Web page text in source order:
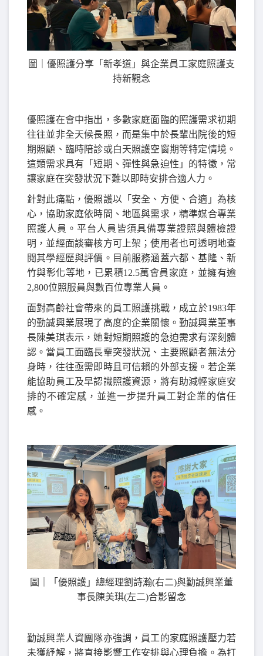
圖｜優照護分享「新孝道」與企業員工家庭照護支
持新觀念
優照護在會中指出，多數家庭面臨的照護需求初期
往往並非全天候長照，而是集中於長輩出院後的短
期照顧、臨時陪診或白天照護空窗期等特定情境。
這類需求具有「短期、彈性與急迫性」的特徵，常
讓家庭在突發狀況下難以即時安排合適人力。
針對此痛點，優照護以「安全、方便、合適」為核
心，協助家庭依時間、地區與需求，精準媒合專業
照護人員。平台人員皆須具備專業證照與體檢證
明，並經面談審核方可上架；使用者也可透明地查
閱其學經歷與評價。目前服務涵蓋六都、基隆、新
竹與彰化等地，已累積12.5萬會員家庭，並擁有逾
2,800位照服員與數百位專業人員。
面對高齡社會帶來的員工照護挑戰，成立於1983年
的勤誠興業展現了高度的企業關懷。勤誠興業董事
長陳美琪表示，她對短期照護的急迫需求有深刻體
認。當員工面臨長輩突發狀況、主要照顧者無法分
身時，往往亟需即時且可信賴的外部支援。若企業
能協助員工及早認識照護資源，將有助減輕家庭安
排的不確定感，並進一步提升員工對企業的信任
感。
圖｜「優照護」總經理劉詩瀚(右二)與勤誠興業董
事長陳美琪(左二)合影留念
勤誠興業人資團隊亦強調，員工的家庭照護壓力若
未獲紓解，將直接影響工作安排與心理負擔。為打